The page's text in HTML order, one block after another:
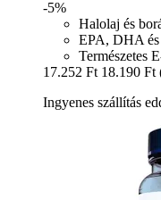
-5%
Halolaj és
EPA, DHA
Természetes
17.252 Ft 18.190 Ft
Ingyenes szállítás